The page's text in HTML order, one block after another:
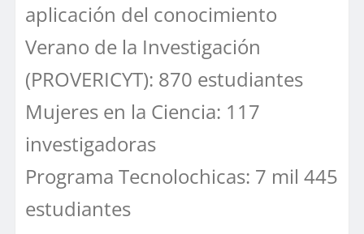
aplicación del conocimiento
Verano de la Investigación
(PROVERICYT): 870 estudiantes
Mujeres en la Ciencia: 117
investigadoras
Programa Tecnolochicas: 7 mil 445
estudiantes